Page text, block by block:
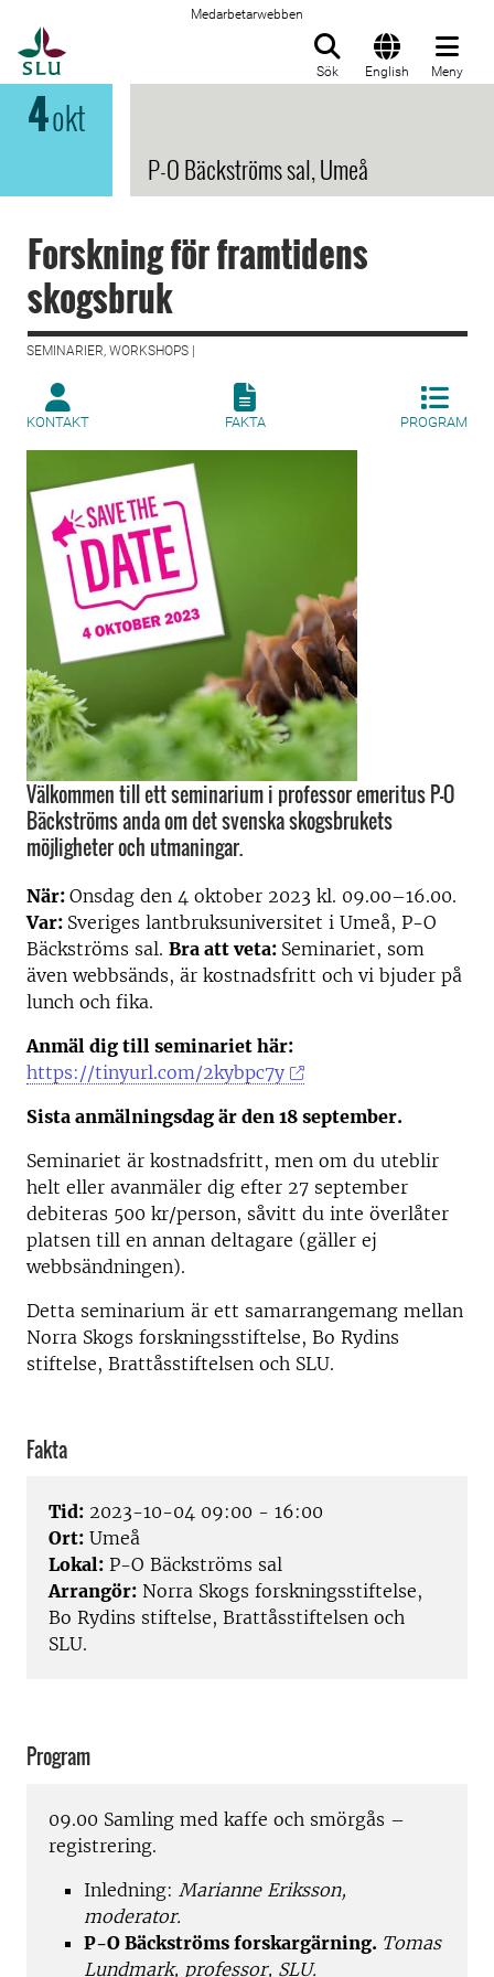
Medarbetarwebben
Sök English Meny
4okt
P-O Bäckströms sal, Umeå
Forskning för framtidens
skogsbruk
SEMINARIER, WORKSHOPS |
KONTAKT FAKTA PROGRAM
Välkommen till ett seminarium i professor emeritus P-O
Bäckströms anda om det svenska skogsbrukets
möjligheter och utmaningar.
När: Onsdag den 4 oktober 2023 kl. 09.00–16.00.
Var: Sveriges lantbruksuniversitet i Umeå, P-O
Bäckströms sal. Bra att veta: Seminariet, som
även webbsänds, är kostnadsfritt och vi bjuder på
lunch och fika.
Anmäl dig till seminariet här:
https://tinyurl.com/2kybpc7y
Sista anmälningsdag är den 18 september.
Seminariet är kostnadsfritt, men om du uteblir
helt eller avanmäler dig efter 27 september
debiteras 500 kr/person, såvitt du inte överlåter
platsen till en annan deltagare (gäller ej
webbsändningen).
Detta seminarium är ett samarrangemang mellan
Norra Skogs forskningsstiftelse, Bo Rydins
stiftelse, Brattåsstiftelsen och SLU.
Fakta
Tid: 2023-10-04 09:00 - 16:00
Ort: Umeå
Lokal: P-O Bäckströms sal
Arrangör: Norra Skogs forskningsstiftelse,
Bo Rydins stiftelse, Brattåsstiftelsen och
SLU.
Program
09.00 Samling med kaffe och smörgås –
registrering.
Inledning: Marianne Eriksson,
moderator.
P-O Bäckströms forskargärning. Tomas
Lundmark, professor, SLU.